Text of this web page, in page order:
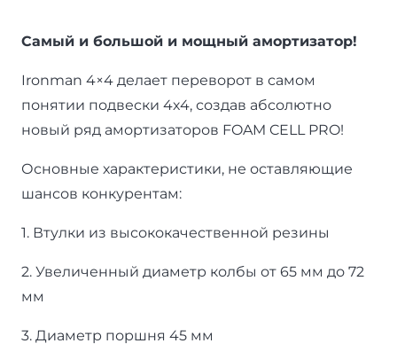
Самый и большой и мощный амортизатор!
Ironman 4×4 делает переворот в самом
понятии подвески 4х4, создав абсолютно
новый ряд амортизаторов FOAM CELL PRO!
Основные характеристики, не оставляющие
шансов конкурентам:
1. Втулки из высококачественной резины
2. Увеличенный диаметр колбы от 65 мм до 72
мм
3. Диаметр поршня 45 мм